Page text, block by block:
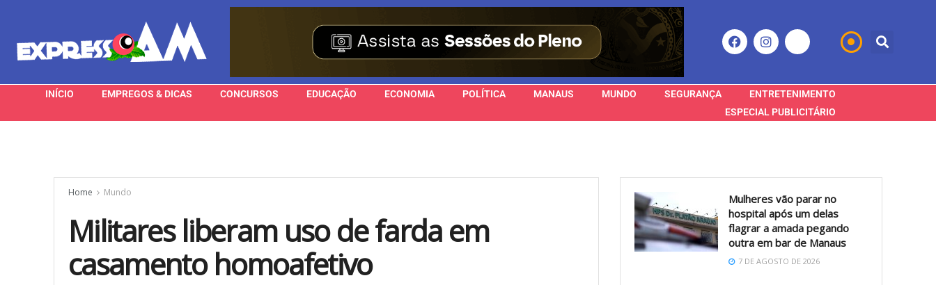
INÍCIO EMPREGOS & DICAS CONCURSOS EDUCAÇÃO ECONOMIA POLÍTICA MANAUS MUNDO SEGURANÇA
ENTRETENIMENTO
ESPECIAL PUBLICITÁRIO
Home Mundo
Militares liberam uso de farda em
casamento homoafetivo
Mulheres vão parar no
hospital após um delas
flagrar a amada pegando
outra em bar de Manaus
7 DE AGOSTO DE 2026